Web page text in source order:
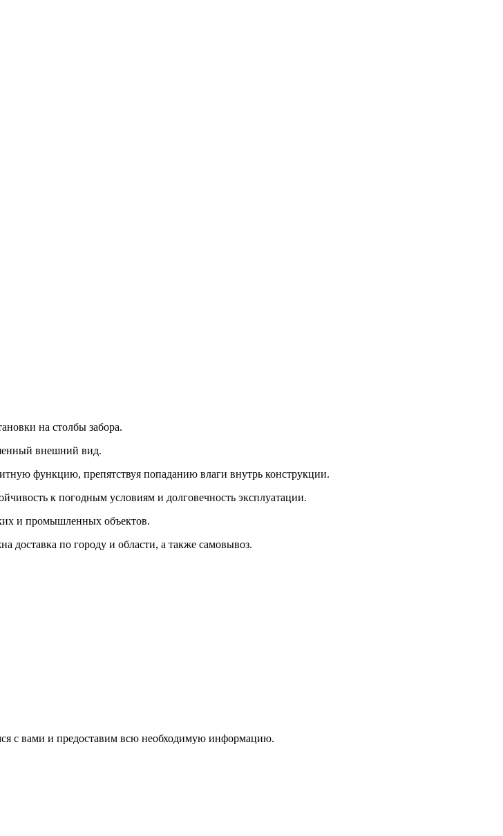
на столбы забора.
внешний вид.
функцию, препятствуя попаданию влаги внутрь конструкции.
к погодным условиям и долговечность эксплуатации.
и промышленных объектов.
по городу и области, а также самовывоз.
с вами и предоставим всю необходимую информацию.